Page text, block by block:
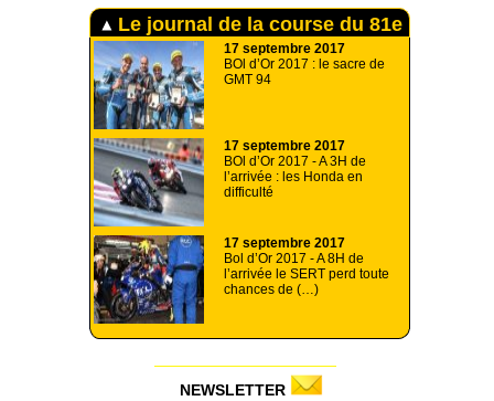
Le journal de la course du 81e
Bol d’Or
17 septembre 2017
BOl d’Or 2017 : le sacre de
GMT 94
17 septembre 2017
BOl d’Or 2017 - A 3H de
l’arrivée : les Honda en
difficulté
17 septembre 2017
Bol d’Or 2017 - A 8H de
l’arrivée le SERT perd toute
chances de (…)
NEWSLETTER